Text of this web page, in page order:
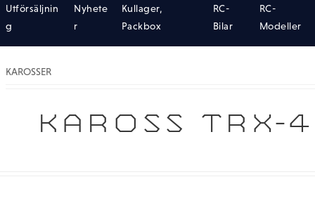
Utförsäljnin
g
Nyhete
r
Kullager,
Packbox
RC-
Bilar
RC-
Modeller
KAROSSER
KAROSS